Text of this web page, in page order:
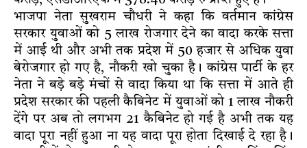
भाजपा नेता सुखराम चौधरी ने कहा कि वर्तमान कांग्रेस
सरकार युवाओं को 5 लाख रोजगार देने का वादा करके सत्ता
में आई थी और अभी तक प्रदेश में 50 हजार से अधिक युवा
बेरोजगार हो गए है, नौकरी खो चुका है। कांग्रेस पार्टी के हर
नेता ने बड़े बड़े मंचों से वादा किया था कि सत्ता में आते ही
प्रदेश सरकार की पहली कैबिनेट में युवाओं को 1 लाख नौकरी
देंगे पर अब तो लगभग 21 कैबिनेट हो गई है अभी तक यह
वादा पूरा नहीं हुआ ना यह वादा पूरा होता दिखाई दे रहा है।